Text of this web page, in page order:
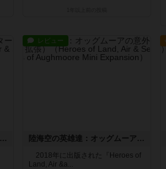
陸海空の英雄達：バトル・ブースター・ボックス（拡張）
レビュー
陸海空の英雄達：オッグムーアの意外な出来事（拡張）
2018年に出版された『Heroes of
Land, Air &a...